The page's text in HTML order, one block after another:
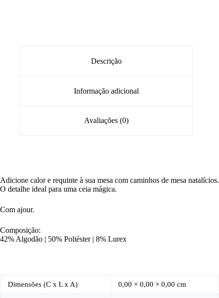
Descrição
Informação adicional
Avaliações (0)
Adicione calor e requinte à sua mesa com caminhos de mesa natalícios.
O detalhe ideal para uma ceia mágica.
Com ajour.
Composição:
42% Algodão | 50% Poliéster | 8% Lurex
Dimensões (C x L x A) 0,00 × 0,00 × 0,00 cm